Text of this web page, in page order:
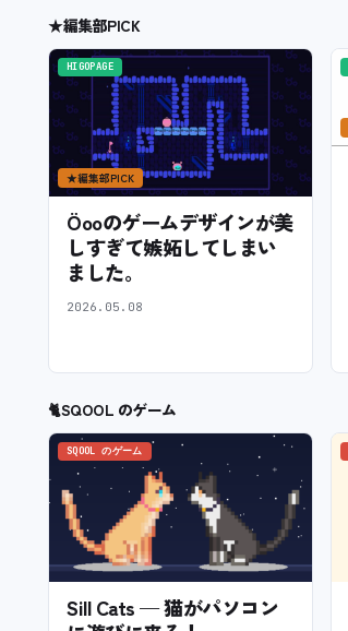
★編集部PICK
HIGOPAGE
★編集部PICK
Öooのゲームデザインが美
しすぎて嫉妬してしまい
ました。
2026.05.08
🐈SQOOL のゲーム
SQOOL のゲーム
Sill Cats — 猫がパソコン